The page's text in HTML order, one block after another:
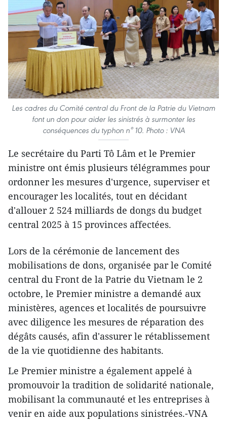
Les cadres du Comité central du Front de la Patrie du Vietnam
font un don pour aider les sinistrés à surmonter les
conséquences du typhon n° 10. Photo : VNA
Le secrétaire du Parti Tô Lâm et le Premier
ministre ont émis plusieurs télégrammes pour
ordonner les mesures d'urgence, superviser et
encourager les localités, tout en décidant
d'allouer 2 524 milliards de dongs du budget
central 2025 à 15 provinces affectées.
Lors de la cérémonie de lancement des
mobilisations de dons, organisée par le Comité
central du Front de la Patrie du Vietnam le 2
octobre, le Premier ministre a demandé aux
ministères, agences et localités de poursuivre
avec diligence les mesures de réparation des
dégâts causés, afin d'assurer le rétablissement
de la vie quotidienne des habitants.
Le Premier ministre a également appelé à
promouvoir la tradition de solidarité nationale,
mobilisant la communauté et les entreprises à
venir en aide aux populations sinistrées.-VNA